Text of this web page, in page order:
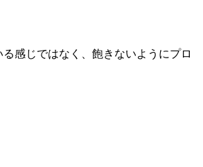
感じではなく、飽きないようにプロ